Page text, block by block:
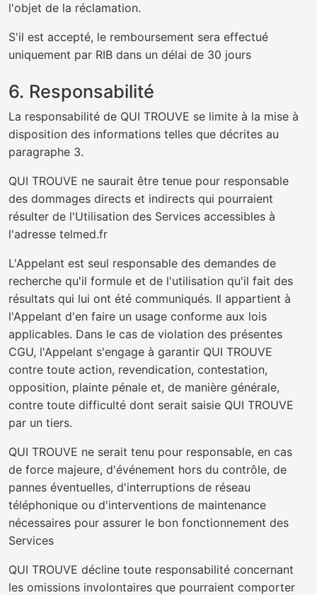
l'objet de la réclamation.
S'il est accepté, le remboursement sera effectué
uniquement par RIB dans un délai de 30 jours
6. Responsabilité
La responsabilité de QUI TROUVE se limite à la mise à
disposition des informations telles que décrites au
paragraphe 3.
QUI TROUVE ne saurait être tenue pour responsable
des dommages directs et indirects qui pourraient
résulter de l'Utilisation des Services accessibles à
l'adresse telmed.fr
L'Appelant est seul responsable des demandes de
recherche qu'il formule et de l'utilisation qu'il fait des
résultats qui lui ont été communiqués. Il appartient à
l'Appelant d'en faire un usage conforme aux lois
applicables. Dans le cas de violation des présentes
CGU, l'Appelant s'engage à garantir QUI TROUVE
contre toute action, revendication, contestation,
opposition, plainte pénale et, de manière générale,
contre toute difficulté dont serait saisie QUI TROUVE
par un tiers.
QUI TROUVE ne serait tenu pour responsable, en cas
de force majeure, d'événement hors du contrôle, de
pannes éventuelles, d'interruptions de réseau
téléphonique ou d'interventions de maintenance
nécessaires pour assurer le bon fonctionnement des
Services
QUI TROUVE décline toute responsabilité concernant
les omissions involontaires que pourraient comporter